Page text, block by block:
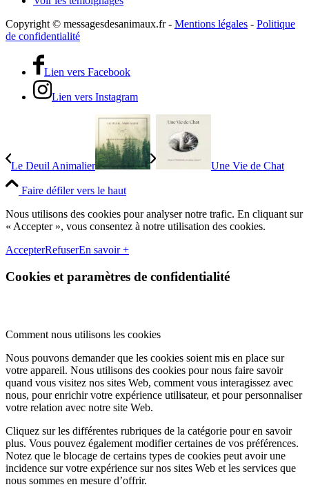
Copyright © messagesdesanimaux.fr - Mentions légales - Politique
de confidentialité
Lien vers Facebook
Lien vers Instagram
Le Deuil Animalier Une Vie de Chat
Faire défiler vers le haut
Nous utilisons des cookies pour analyser notre trafic. En cliquant sur
« Accepter », vous consentez à notre utilisation des cookies.
AccepterRefuserEn savoir +
Cookies et paramètres de confidentialité
Comment nous utilisons les cookies
Nous pouvons demander que les cookies soient mis en place sur
votre appareil. Nous utilisons des cookies pour nous faire savoir
quand vous visitez nos sites Web, comment vous interagissez avec
nous, pour enrichir votre expérience utilisateur, et pour personnaliser
votre relation avec notre site Web.
Cliquez sur les différentes rubriques de la catégorie pour en savoir
plus. Vous pouvez également modifier certaines de vos préférences.
Notez que le blocage de certains types de cookies peut avoir une
incidence sur votre expérience sur nos sites Web et les services que
nous sommes en mesure d’offrir.